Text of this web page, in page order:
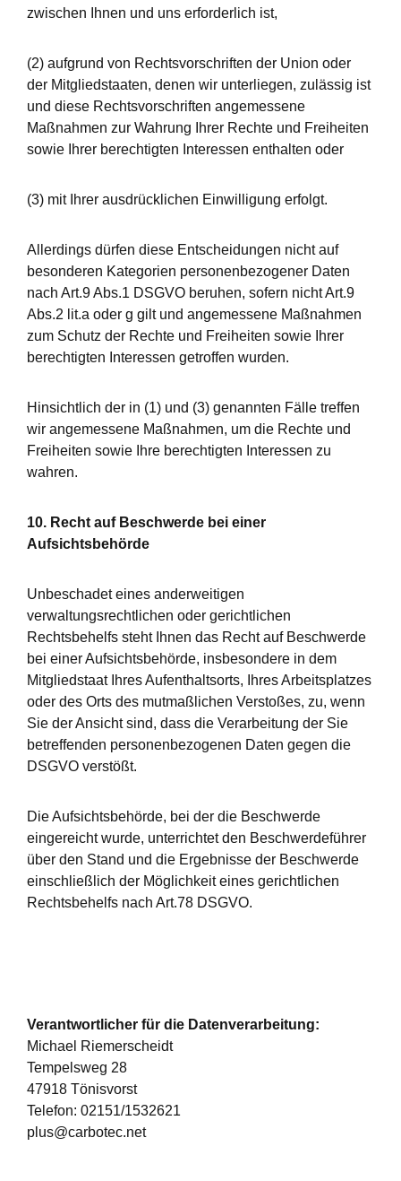
zwischen Ihnen und uns erforderlich ist,
(2) aufgrund von Rechtsvorschriften der Union oder
der Mitgliedstaaten, denen wir unterliegen, zulässig ist
und diese Rechtsvorschriften angemessene
Maßnahmen zur Wahrung Ihrer Rechte und Freiheiten
sowie Ihrer berechtigten Interessen enthalten oder
(3) mit Ihrer ausdrücklichen Einwilligung erfolgt.
Allerdings dürfen diese Entscheidungen nicht auf
besonderen Kategorien personenbezogener Daten
nach Art.9 Abs.1 DSGVO beruhen, sofern nicht Art.9
Abs.2 lit.a oder g gilt und angemessene Maßnahmen
zum Schutz der Rechte und Freiheiten sowie Ihrer
berechtigten Interessen getroffen wurden.
Hinsichtlich der in (1) und (3) genannten Fälle treffen
wir angemessene Maßnahmen, um die Rechte und
Freiheiten sowie Ihre berechtigten Interessen zu
wahren.
10. Recht auf Beschwerde bei einer
Aufsichtsbehörde
Unbeschadet eines anderweitigen
verwaltungsrechtlichen oder gerichtlichen
Rechtsbehelfs steht Ihnen das Recht auf Beschwerde
bei einer Aufsichtsbehörde, insbesondere in dem
Mitgliedstaat Ihres Aufenthaltsorts, Ihres Arbeitsplatzes
oder des Orts des mutmaßlichen Verstoßes, zu, wenn
Sie der Ansicht sind, dass die Verarbeitung der Sie
betreffenden personenbezogenen Daten gegen die
DSGVO verstößt.
Die Aufsichtsbehörde, bei der die Beschwerde
eingereicht wurde, unterrichtet den Beschwerdeführer
über den Stand und die Ergebnisse der Beschwerde
einschließlich der Möglichkeit eines gerichtlichen
Rechtsbehelfs nach Art.78 DSGVO.
Verantwortlicher für die Datenverarbeitung:
Michael Riemerscheidt
Tempelsweg 28
47918 Tönisvorst
Telefon: 02151/1532621
plus@carbotec.net